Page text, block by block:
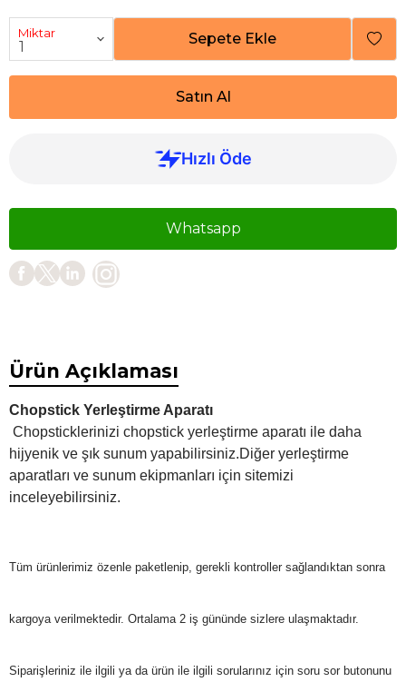
Miktar Sepete Ekle
Satın Al
Whatsapp
Ürün Açıklaması
Chopstick Yerleştirme Aparatı
Chopsticklerinizi chopstick yerleştirme aparatı ile daha
hijyenik ve şık sunum yapabilirsiniz.Diğer yerleştirme
aparatları ve sunum ekipmanları için sitemizi
inceleyebilirsiniz.
Tüm ürünlerimiz özenle paketlenip, gerekli kontroller sağlandıktan sonra
kargoya verilmektedir. Ortalama 2 iş gününde sizlere ulaşmaktadır.
Siparişleriniz ile ilgili ya da ürün ile ilgili sorularınız için soru sor butonunu